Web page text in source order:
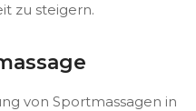
zu steigern.
von Sportmassagen in